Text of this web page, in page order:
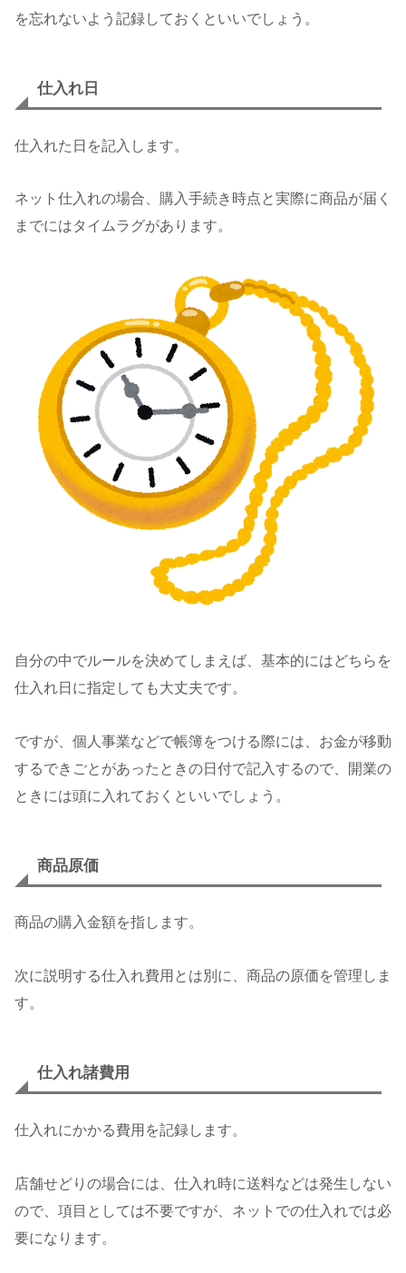
を忘れないよう記録しておくといいでしょう。
仕入れ日
仕入れた日を記入します。
ネット仕入れの場合、購入手続き時点と実際に商品が届く
までにはタイムラグがあります。
自分の中でルールを決めてしまえば、基本的にはどちらを
仕入れ日に指定しても大丈夫です。
ですが、個人事業などで帳簿をつける際には、お金が移動
するできごとがあったときの日付で記入するので、開業の
ときには頭に入れておくといいでしょう。
商品原価
商品の購入金額を指します。
次に説明する仕入れ費用とは別に、商品の原価を管理しま
す。
仕入れ諸費用
仕入れにかかる費用を記録します。
店舗せどりの場合には、仕入れ時に送料などは発生しない
ので、項目としては不要ですが、ネットでの仕入れでは必
要になります。